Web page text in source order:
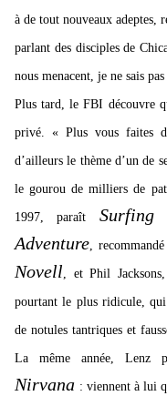
à de tout nouveaux adeptes,
parlant des disciples de
nous menacent, je ne sais
Plus tard, le FBI découvre
privé. « Plus vous faites
d’ailleurs le thème d’un de
le gourou de milliers de
1997, paraît
Surfing
Adventure,
Novell, et Phil
pourtant le plus ridicule, qui
de notules tantriques et
La même année,
Nirvana : viennent à lui